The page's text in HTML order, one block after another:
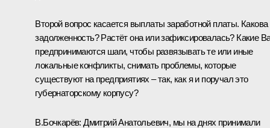
Второй вопрос касается выплаты заработной платы. Какова
задолженность? Растёт она или зафиксировалась? Какие
предпринимаются шаги, чтобы развязывать те или иные
локальные конфликты, снимать проблемы, которые
существуют на предприятиях – так, как я и поручал это
губернаторскому корпусу?
В.Бочкарёв: Дмитрий Анатольевич, мы на днях принимали